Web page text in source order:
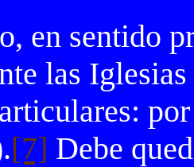
en sentido
las
[7] Debe